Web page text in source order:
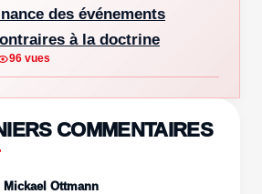
des événements
à la doctrine
96 vues
COMMENTAIRES
Mickael Ottmann